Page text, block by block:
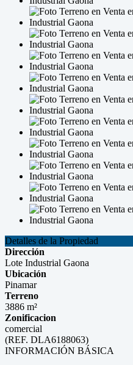
Detalles de la Propiedad
Dirección
Lote Industrial Gaona
Ubicación
Pinamar
Terreno
3886 m²
Zonificacion
comercial
(REF. DLA6188063)
INFORMACIÓN BÁSICA